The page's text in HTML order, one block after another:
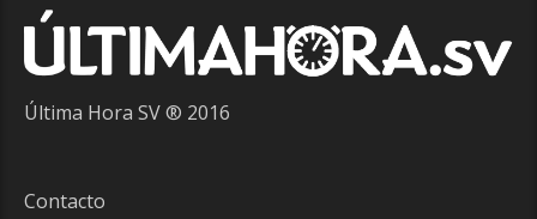
Última Hora SV ® 2016
Contacto